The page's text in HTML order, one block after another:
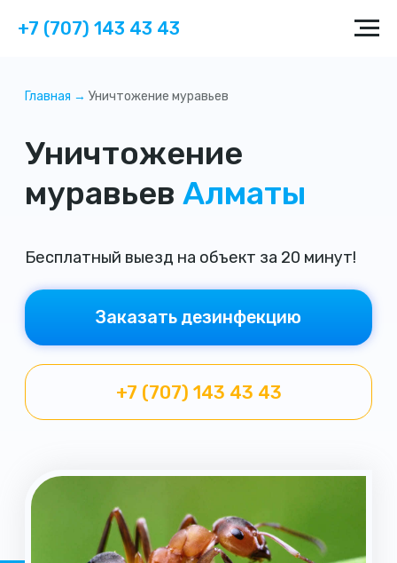
+7 (707) 143 43 43
Уничтожение
муравьев
Бесплатный выезд на объект за 20 минут!